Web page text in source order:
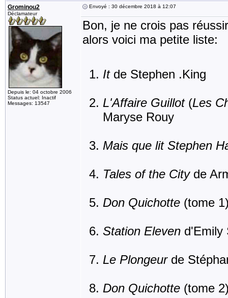
Grominou2
Déclamateur
Depuis le: 04 octobre 2006
Status actuel: Inactif
Messages: 13547
Envoyé : 30 décembre 2018 à 12:07
Bon, je ne crois pas
alors voici ma petite liste:
Itde Stephen .King
L'Affaire Guillot(Les
Maryse Rouy
Mais que lit Stephen
Tales of the Cityde
Don Quichotte (tome
Station Eleven d'Emily
Le Plongeurde
Don Quichotte (tome